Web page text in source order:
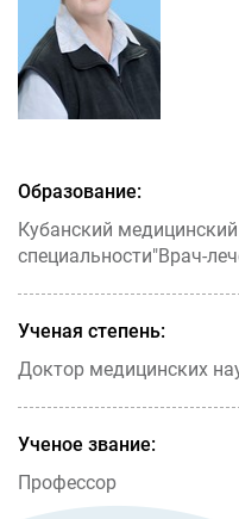
Образование:
Кубанский
специальности"Врач-
Ученая степень:
Доктор медицинских
Ученое звание:
Профессор